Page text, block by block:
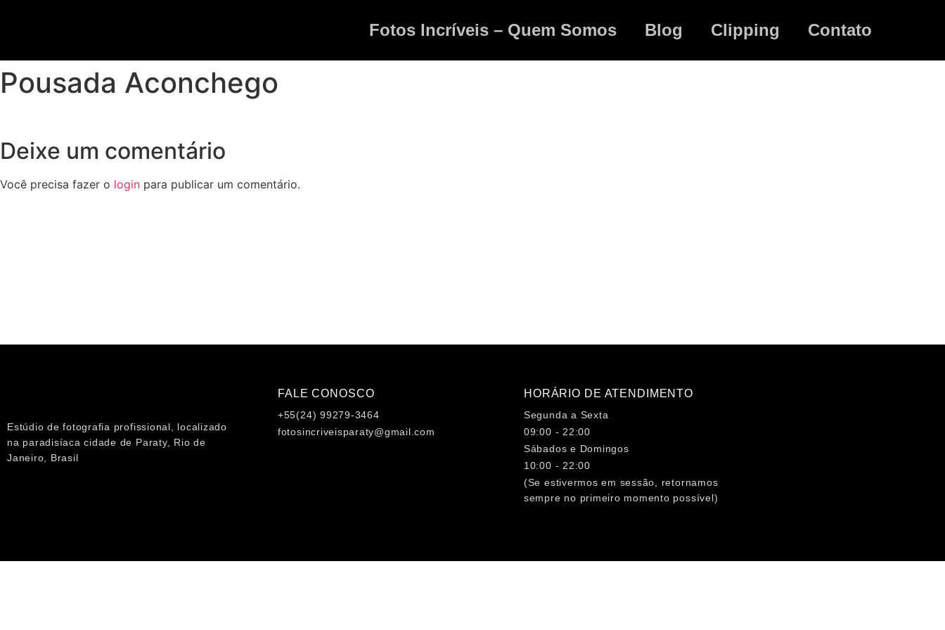
Fotos Incríveis – Quem Somos Blog Clipping Contato
Pousada Aconchego
Deixe um comentário
Você precisa fazer o login para publicar um comentário.
Estúdio de fotografia profissional, localizado
na paradisíaca cidade de Paraty, Rio de
Janeiro, Brasil
FALE CONOSCO
+55(24) 99279-3464
fotosincriveisparaty@gmail.com
HORÁRIO DE ATENDIMENTO
Segunda a Sexta
09:00 - 22:00
Sábados e Domingos
10:00 - 22:00
(Se estivermos em sessão, retornamos
sempre no primeiro momento possível)